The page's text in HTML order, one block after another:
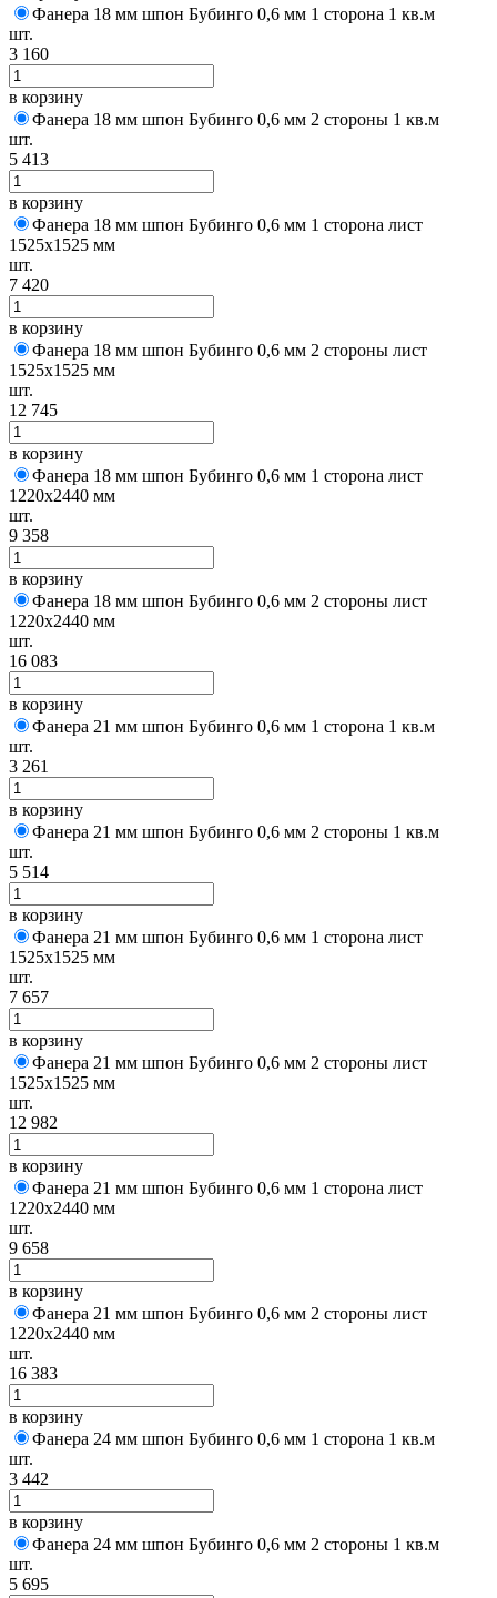
Фанера 18 мм шпон Бубинго 0,6 мм 1 сторона 1 кв.м
шт.
3 160
в корзину
Фанера 18 мм шпон Бубинго 0,6 мм 2 стороны 1 кв.м
шт.
5 413
в корзину
Фанера 18 мм шпон Бубинго 0,6 мм 1 сторона лист
1525х1525 мм
шт.
7 420
в корзину
Фанера 18 мм шпон Бубинго 0,6 мм 2 стороны лист
1525х1525 мм
шт.
12 745
в корзину
Фанера 18 мм шпон Бубинго 0,6 мм 1 сторона лист
1220х2440 мм
шт.
9 358
в корзину
Фанера 18 мм шпон Бубинго 0,6 мм 2 стороны лист
1220х2440 мм
шт.
16 083
в корзину
Фанера 21 мм шпон Бубинго 0,6 мм 1 сторона 1 кв.м
шт.
3 261
в корзину
Фанера 21 мм шпон Бубинго 0,6 мм 2 стороны 1 кв.м
шт.
5 514
в корзину
Фанера 21 мм шпон Бубинго 0,6 мм 1 сторона лист
1525х1525 мм
шт.
7 657
в корзину
Фанера 21 мм шпон Бубинго 0,6 мм 2 стороны лист
1525х1525 мм
шт.
12 982
в корзину
Фанера 21 мм шпон Бубинго 0,6 мм 1 сторона лист
1220х2440 мм
шт.
9 658
в корзину
Фанера 21 мм шпон Бубинго 0,6 мм 2 стороны лист
1220х2440 мм
шт.
16 383
в корзину
Фанера 24 мм шпон Бубинго 0,6 мм 1 сторона 1 кв.м
шт.
3 442
в корзину
Фанера 24 мм шпон Бубинго 0,6 мм 2 стороны 1 кв.м
шт.
5 695